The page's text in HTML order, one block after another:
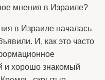
мнения в Израиле?
в Израиле началась
И, как это часто
и хорошо знакомый